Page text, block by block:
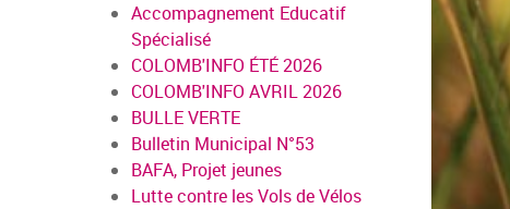
Accompagnement Educatif
Spécialisé
COLOMB'INFO ÉTÉ 2026
COLOMB'INFO AVRIL 2026
BULLE VERTE
Bulletin Municipal N°53
BAFA, Projet jeunes
Lutte contre les Vols de Vélos